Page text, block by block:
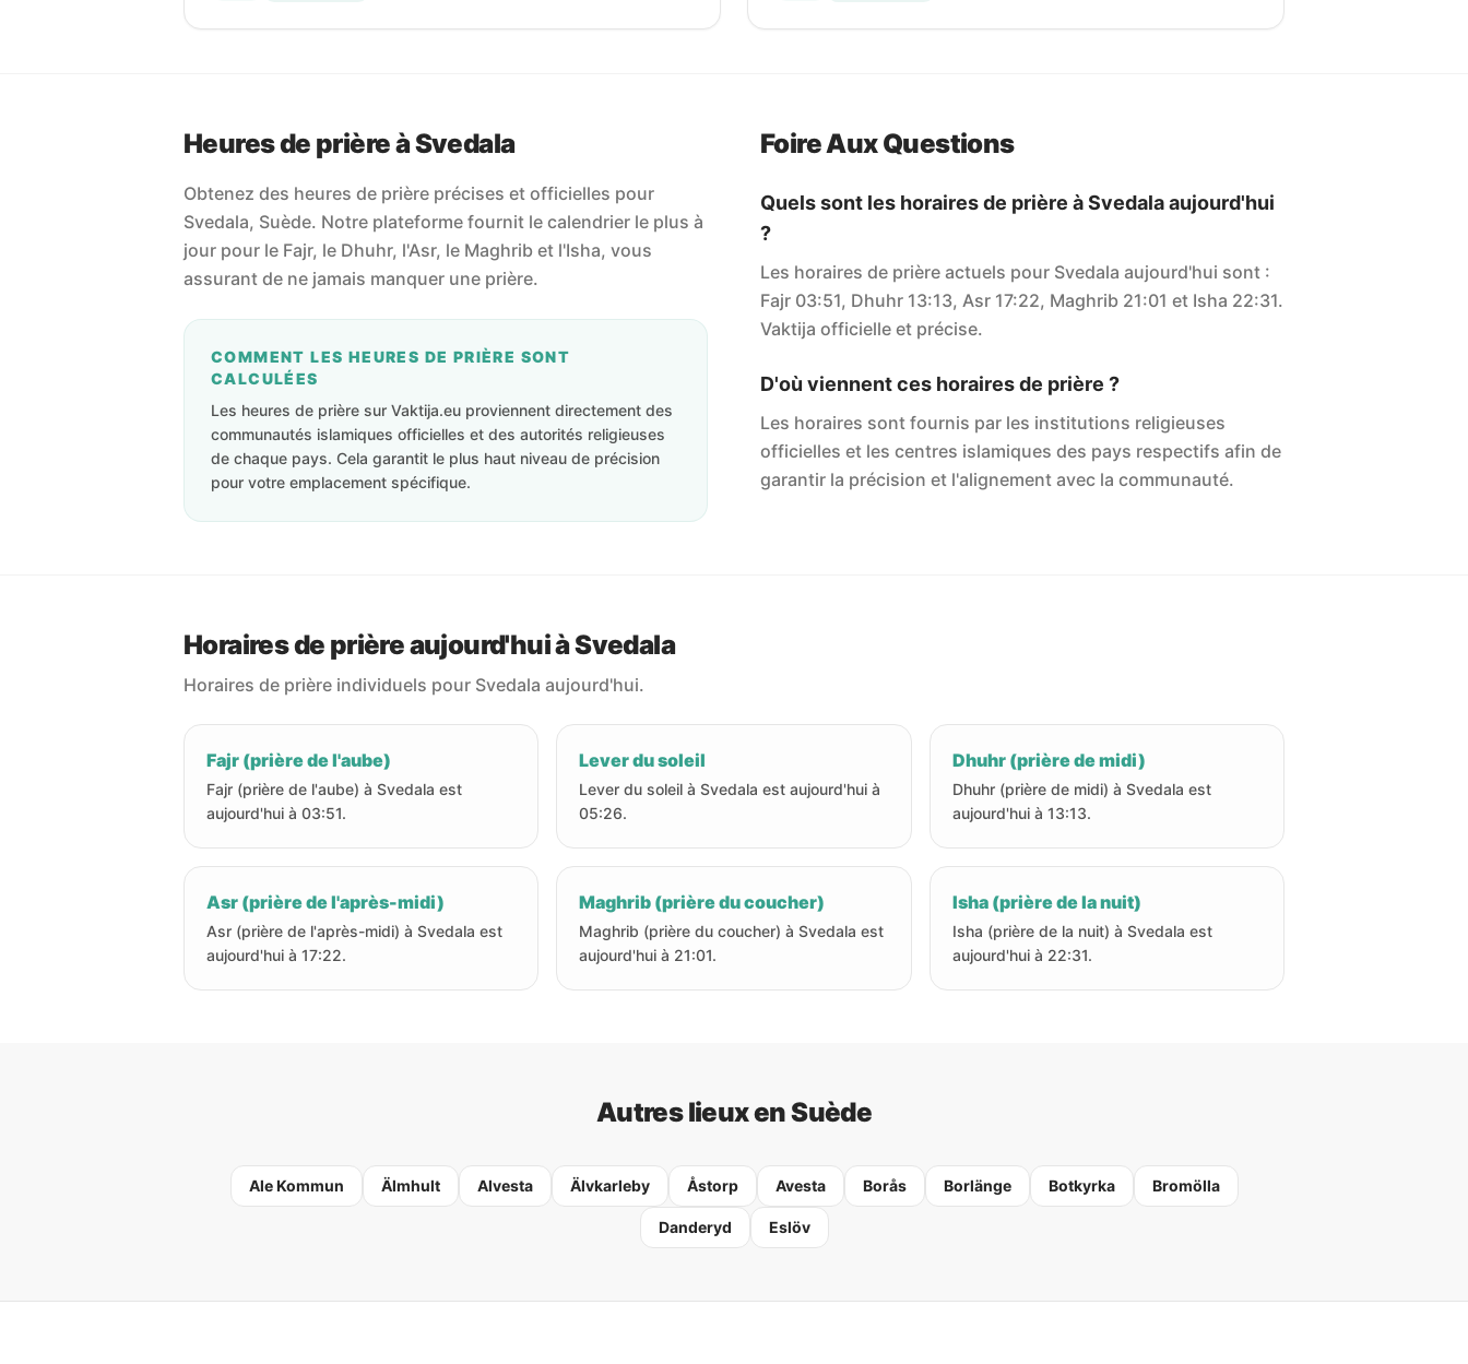
Heures de prière à Svedala
Obtenez des heures de prière précises et officielles pour
Svedala, Suède. Notre plateforme fournit le calendrier le plus à
jour pour le Fajr, le Dhuhr, l'Asr, le Maghrib et l'Isha, vous
assurant de ne jamais manquer une prière.
COMMENT LES HEURES DE PRIÈRE SONT
CALCULÉES
Les heures de prière sur Vaktija.eu proviennent directement des
communautés islamiques officielles et des autorités religieuses
de chaque pays. Cela garantit le plus haut niveau de précision
pour votre emplacement spécifique.
Foire Aux Questions
Quels sont les horaires de prière à Svedala aujourd'hui
?
Les horaires de prière actuels pour Svedala aujourd'hui sont :
Fajr 03:51, Dhuhr 13:13, Asr 17:22, Maghrib 21:01 et Isha 22:31.
Vaktija officielle et précise.
D'où viennent ces horaires de prière ?
Les horaires sont fournis par les institutions religieuses
officielles et les centres islamiques des pays respectifs afin de
garantir la précision et l'alignement avec la communauté.
Horaires de prière aujourd'hui à Svedala
Horaires de prière individuels pour Svedala aujourd'hui.
Fajr (prière de l'aube)
Fajr (prière de l'aube) à Svedala est
aujourd'hui à 03:51.
Lever du soleil
Lever du soleil à Svedala est aujourd'hui à
05:26.
Dhuhr (prière de midi)
Dhuhr (prière de midi) à Svedala est
aujourd'hui à 13:13.
Asr (prière de l'après-midi)
Asr (prière de l'après-midi) à Svedala est
aujourd'hui à 17:22.
Maghrib (prière du coucher)
Maghrib (prière du coucher) à Svedala est
aujourd'hui à 21:01.
Isha (prière de la nuit)
Isha (prière de la nuit) à Svedala est
aujourd'hui à 22:31.
Autres lieux en Suède
Ale Kommun Älmhult Alvesta Älvkarleby Åstorp Avesta Borås Borlänge Botkyrka Bromölla
Danderyd Eslöv